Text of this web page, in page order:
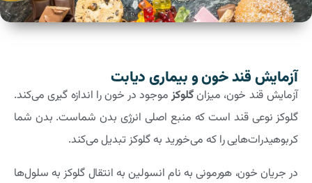
آزمایش قند خون و بیماری دیابت
آزمایش قند خون، میزانگلوکزموجود در خون را اندازه گیری می‌کند.
گلوکز نوعی قند است که منبع اصلی انرژی بدن شماست. بدن شما
کربوهیدرات‌هایی را که می‌خورید به گلوکز تبدیل می‌کند.
در جریان خون، هورمونی به نام انسولین به انتقال گلوکز به سلول‌ها